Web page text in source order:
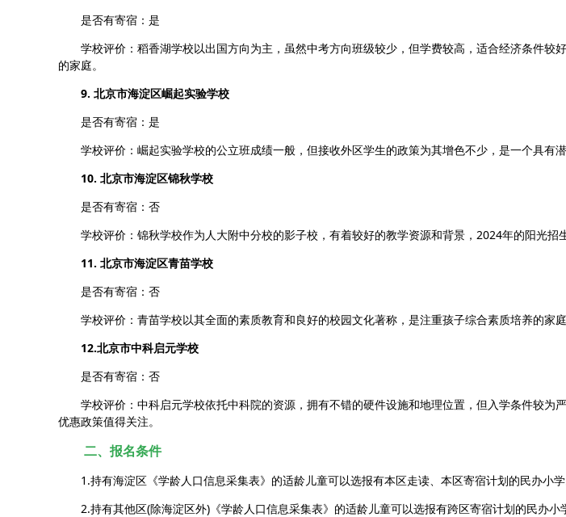
是否有寄宿：是
学校评价：稻香湖学校以出国方向为主，虽然中考方向班级较少，但学费较高，适合经济条件较
的家庭。
9. 北京市海淀区崛起实验学校
是否有寄宿：是
学校评价：崛起实验学校的公立班成绩一般，但接收外区学生的政策为其增色不少，是一个具有潜
10. 北京市海淀区锦秋学校
是否有寄宿：否
学校评价：锦秋学校作为人大附中分校的影子校，有着较好的教学资源和背景，2024年的阳光招
11. 北京市海淀区青苗学校
是否有寄宿：否
学校评价：青苗学校以其全面的素质教育和良好的校园文化著称，是注重孩子综合素质培养的家庭
12.北京市中科启元学校
是否有寄宿：否
学校评价：中科启元学校依托中科院的资源，拥有不错的硬件设施和地理位置，但入学条件较为
优惠政策值得关注。
二、报名条件
1.持有海淀区《学龄人口信息采集表》的适龄儿童可以选报有本区走读、本区寄宿计划的民办小学
2.持有其他区(除海淀区外)《学龄人口信息采集表》的适龄儿童可以选报有跨区寄宿计划的民办小